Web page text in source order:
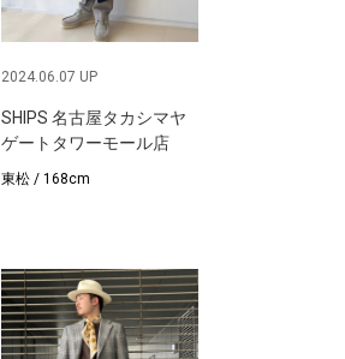
2024.06.07 UP
SHIPS 名古屋タカシマヤ
ゲートタワーモール店
東松 / 168cm